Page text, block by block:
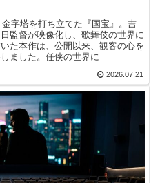
字塔を打ち立てた『国宝』。吉
監督が映像化し、歌舞伎の世界に
た本作は、公開以来、観客の心を
ました。任侠の世界に
2026.07.21